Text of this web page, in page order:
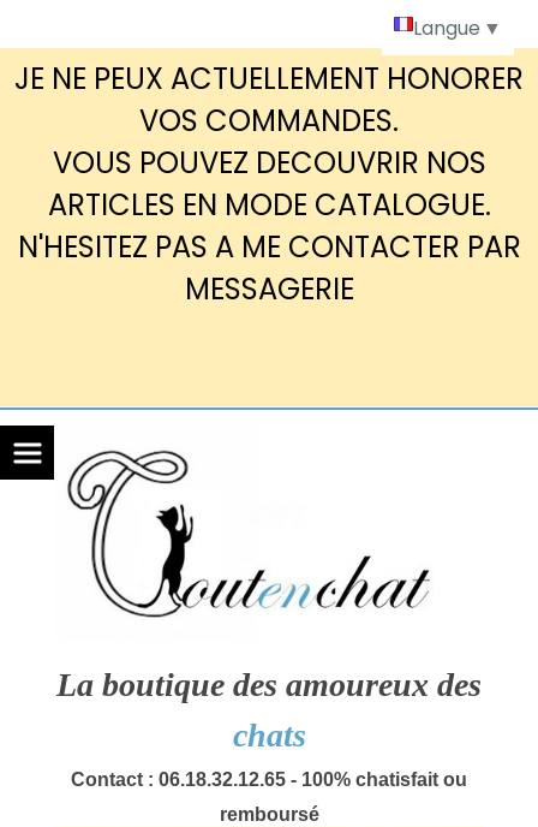
JE NE PEUX ACTUELLEMENT HONORER
VOS COMMANDES.
VOUS POUVEZ DECOUVRIR NOS
ARTICLES EN MODE CATALOGUE.
N'HESITEZ PAS A ME CONTACTER PAR
MESSAGERIE
La boutique des amoureux des
chats
Contact : 06.18.32.12.65 - 100% chatisfait ou
remboursé
Langue ▼